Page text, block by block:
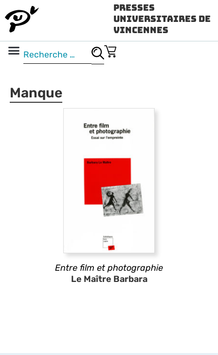
Presses
Universitaires de
Vincennes
Manque
Entre film et photographie
Le Maître Barbara